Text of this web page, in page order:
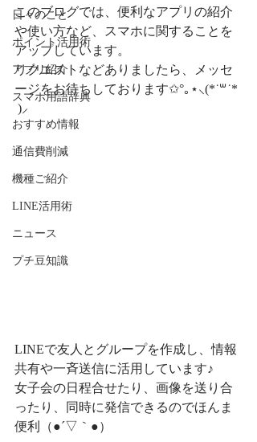
日々のこと
ポイント活用術
アプリ紹介
スマホ用語辞典
おすすめ情報
通信費削減
機種ご紹介
LINE活用術
ニュース
プチ豆知識
このブログでは、便利なアプリの紹介
や使い方など、スマホに関することを
アップしています。
リクエストなどありましたら、メッセ
ージをお待ちしております✩°｡⋆⸜(*˙꒳˙*
)⸝
LINEで友人とグループを作成し、情報
共有や一斉送信に活用しています♪
女子会の日程合せたり、画像を送り合
ったり、同時に発信できるのでほんま
便利（●´▽｀●）